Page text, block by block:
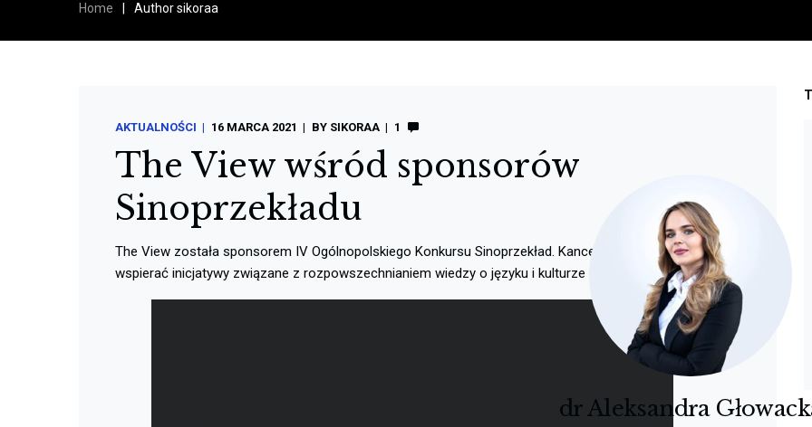
Home Author sikoraa
AKTUALNOŚCI 16 MARCA 2021 BY SIKORAA 1
The View wśród sponsorów
Sinoprzekładu
The View została sponsorem IV Ogólnopolskiego Konkursu Sinoprzekład. Kancelaria wspiera i będzie
wspierać inicjatywy związane z rozpowszechnianiem wiedzy o języku i kulturze Chin.
dr Aleksandra